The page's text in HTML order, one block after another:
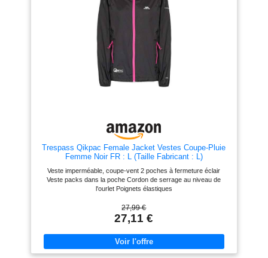
contre l'eau. La fermeture éclair
sur la poitrine est dotée d'une
protection intégrée réfléchissante
et imperméable. Les coutures
sont scellées avec du ruban
imperméable 【Conception
Unique】 Cette veste
imperméable unisexe est équipée
de deux poches extérieures
permettent une bonne circulation
de l'air, pour un confort optimal et
une respirabilité optimale 【Facile
à Transporter】 Cet
ce qui facilite son rangement
dans le sac de transport fourni.
Une fois plié, il se glisse
ce qui le rend pratique et peu
Utilisé】 Cet imperméable est
idéal pour la randonnée,
l'alpinisme, la course à pied, le
veste unisexe est polyvalente :
elle peut servir d'imperméable, de
chapeau de soleil, de manchettes
solaires ou de veste légère.
Parfaite au quotidien et pour
diverses activités de plein air.
【Facile à ranger】Grâce à sa
housse de rangement incluse,
vous pouvez ranger la veste
facilement et l'emporter partout
sans craindre d'être mouillé(e).
pour homme est idéal pour
diverses activités sous la pluie,
randonnée, le camping, le pique-
nique, l'alpinisme ou la moto. Il
offre protection et confort lors de
Trespass Qikpac Female Jacket Vestes Coupe-Pluie
Femme Noir FR : L (Taille Fabricant : L)
Veste imperméable, coupe-vent 2 poches à fermeture éclair
Veste packs dans la poche Cordon de serrage au niveau de
l'ourlet Poignets élastiques
27,99 €
27,11 €